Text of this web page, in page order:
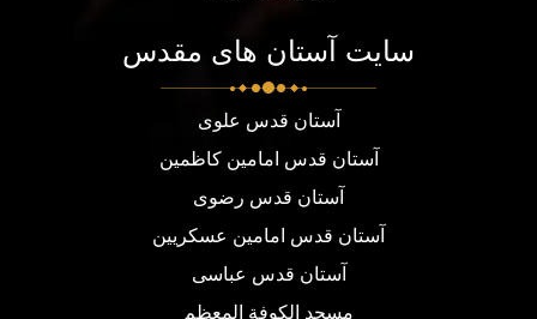
سایت آستان های مقدس
آستان قدس علوی
آستان قدس امامین کاظمین
آستان قدس رضوی
آستان قدس امامین عسکریین
آستان قدس عباسی
مسجد الكوفة المعظم